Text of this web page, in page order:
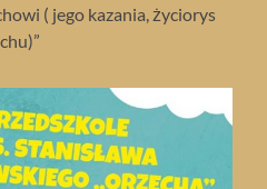
( jego kazania, życiorys